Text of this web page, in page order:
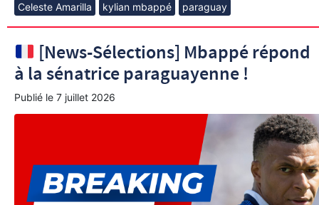
Celeste Amarilla kylian mbappé paraguay
[News-Sélections] Mbappé répond
à la sénatrice paraguayenne !
Publié le 7 juillet 2026